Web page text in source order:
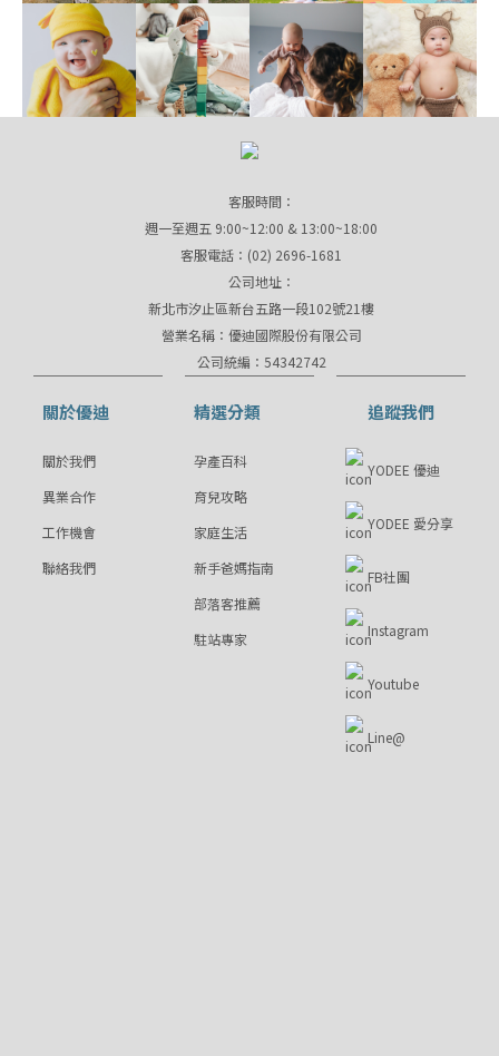
客服時間：
週一至週五 9:00~12:00 & 13:00~18:00
客服電話：(02) 2696-1681
公司地址：
新北市汐止區新台五路一段102號21樓
營業名稱：優迪國際股份有限公司
公司統編：54342742
關於優迪
關於我們
異業合作
工作機會
聯絡我們
精選分類
孕產百科
育兒攻略
家庭生活
新手爸媽指南
部落客推薦
駐站專家
追蹤我們
YODEE 優迪
YODEE 愛分享
FB社團
Instagram
Youtube
Line@